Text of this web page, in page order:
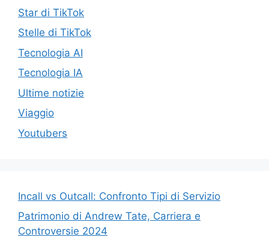
Star di TikTok
Stelle di TikTok
Tecnologia AI
Tecnologia IA
Ultime notizie
Viaggio
Youtubers
Incall vs Outcall: Confronto Tipi di Servizio
Patrimonio di Andrew Tate, Carriera e
Controversie 2024